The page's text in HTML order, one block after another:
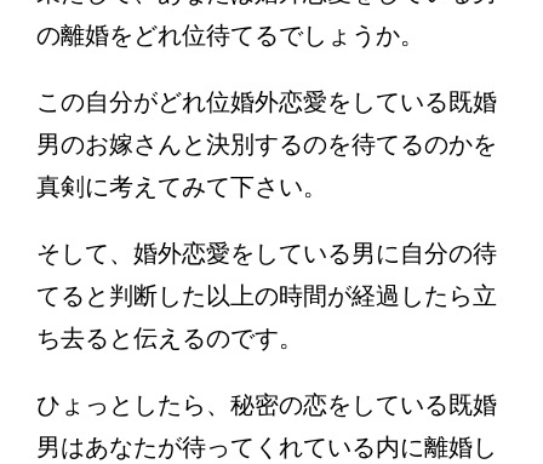
の離婚をどれ位待てるでしょうか。
この自分がどれ位婚外恋愛をしている既婚
男のお嫁さんと決別するのを待てるのかを
真剣に考えてみて下さい。
そして、婚外恋愛をしている男に自分の待
てると判断した以上の時間が経過したら立
ち去ると伝えるのです。
ひょっとしたら、秘密の恋をしている既婚
男はあなたが待ってくれている内に離婚し